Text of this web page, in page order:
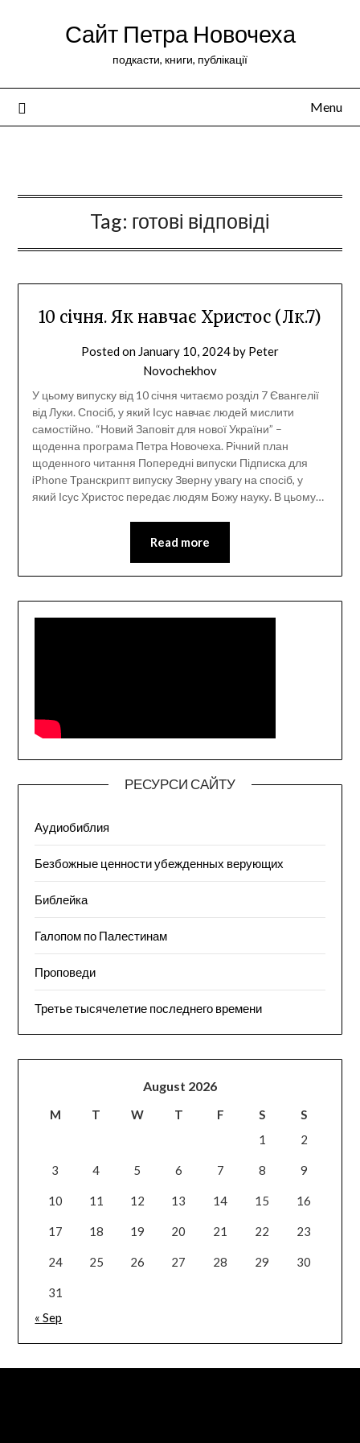
Сайт Петра Новочеха
подкасти, книги, публікації
Menu
Tag: готові відповіді
10 січня. Як навчає Христос (Лк.7)
Posted on January 10, 2024by Peter
Novochekhov
У цьому випуску від 10 січня читаємо розділ 7 Євангелії
від Луки. Спосіб, у який Ісус навчає людей мислити
самостійно. “Новий Заповіт для нової України” –
щоденна програма Петра Новочеха. Річний план
щоденного читання Попередні випуски Підписка для
iPhone Транскрипт випуску Зверну увагу на спосіб, у
який Ісус Христос передає людям Божу науку. В цьому…
Read more
РЕСУРСИ САЙТУ
Аудиобиблия
Безбожные ценности убежденных верующих
Библейка
Галопом по Палестинам
Проповеди
Третье тысячелетие последнего времени
August 2026
M T W T F S
S
1
2
3 4 5 6 7 8 9
10 11 12 13 14 15 16
17 18 19 20 21 22 23
24 25 26 27 28 29 30
31
« Sep